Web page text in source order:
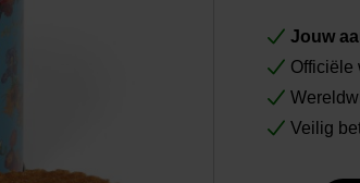
Jouw
Officiële
Veilig